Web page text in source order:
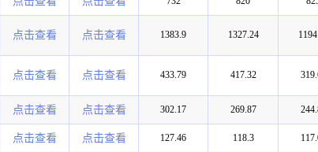
点击查看 点击查看 1383.9 1327.24
点击查看 点击查看 433.79 417.32
点击查看 点击查看 302.17 269.87
点击查看 点击查看 127.46 118.3